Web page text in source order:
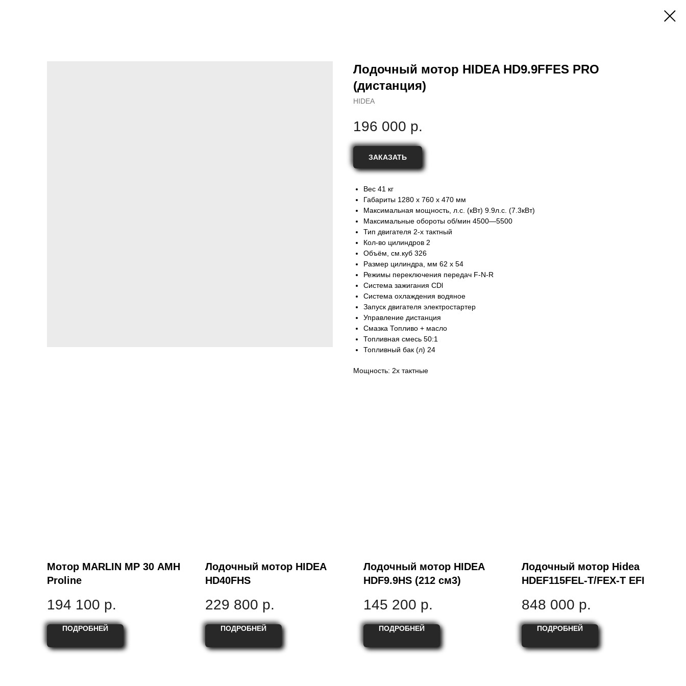
Лодочный мотор HIDEA HD9.9FFES PRO
(дистанция)
HIDEA
196 000 р.
ЗАКАЗАТЬ
Вес 41 кг
Габариты 1280 x 760 x 470 мм
Максимальная мощность, л.с. (кВт) 9.9л.с. (7.3кВт)
Максимальные обороты об/мин 4500—5500
Тип двигателя 2-х тактный
Кол-во цилиндров 2
Объём, см.куб 326
Размер цилиндра, мм 62 x 54
Режимы переключения передач F-N-R
Система зажигания CDl
Система охлаждения водяное
Запуск двигателя электростартер
Управление дистанция
Смазка Топливо + масло
Топливная смесь 50:1
Топливный бак (л) 24
Мощность: 2х тактные
Мотор MARLIN MP 30 AMH
Proline
194 100 р.
ПОДРОБНЕЙ
Лодочный мотор HIDEA
HD40FHS
229 800 р.
ПОДРОБНЕЙ
Лодочный мотор HIDEA
HDF9.9HS (212 см3)
145 200 р.
ПОДРОБНЕЙ
Лодочный мотор Hidea
HDEF115FEL-T/FEX-T EFI
848 000 р.
ПОДРОБНЕЙ